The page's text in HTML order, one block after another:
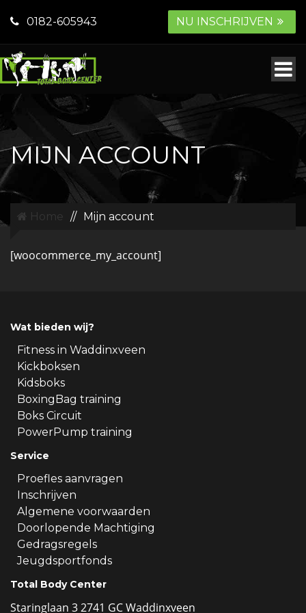
0182-605943 NU INSCHRIJVEN
MIJN ACCOUNT
Home // Mijn account
[woocommerce_my_account]
Wat bieden wij?
Fitness in Waddinxveen
Kickboksen
Kidsboks
BoxingBag training
Boks Circuit
PowerPump training
Service
Proefles aanvragen
Inschrijven
Algemene voorwaarden
Doorlopende Machtiging
Gedragsregels
Jeugdsportfonds
Total Body Center
Staringlaan 3 2741 GC Waddinxveen